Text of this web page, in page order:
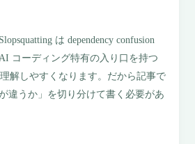
は dependency confusion
コーディング特有の入り口を持つ
解しやすくなります。だから記事で
違うか」を切り分けて書く必要があ